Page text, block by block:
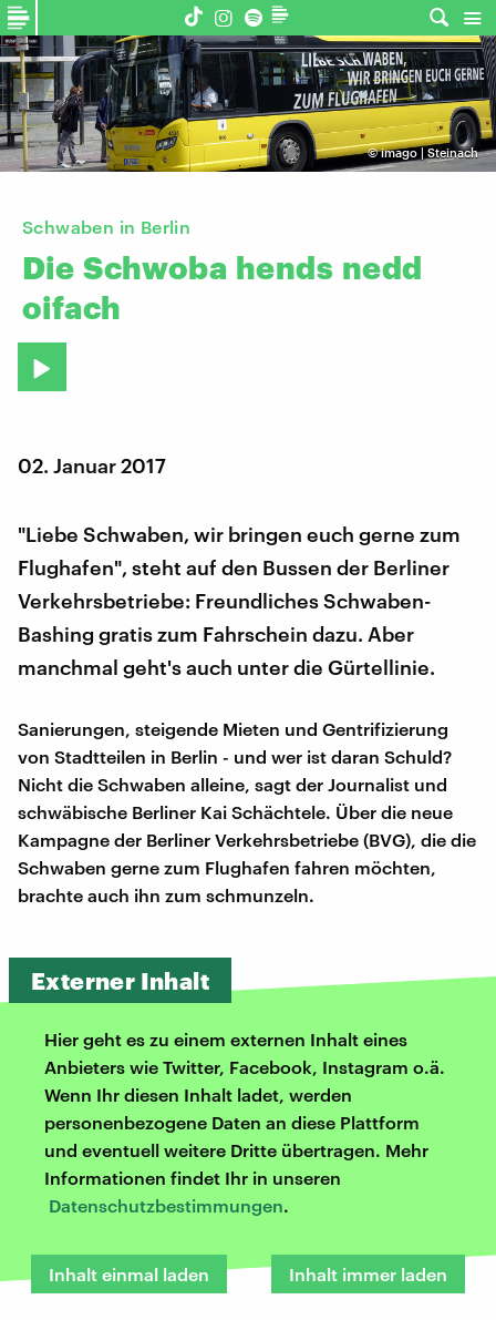
©imago | Steinach
Schwaben in Berlin
Die Schwoba hends nedd
oifach
02. Januar 2017
"Liebe Schwaben, wir bringen euch gerne zum
Flughafen", steht auf den Bussen der Berliner
Verkehrsbetriebe: Freundliches Schwaben-
Bashing gratis zum Fahrschein dazu. Aber
manchmal geht's auch unter die Gürtellinie.
Sanierungen, steigende Mieten und Gentrifizierung
von Stadtteilen in Berlin - und wer ist daran Schuld?
Nicht die Schwaben alleine, sagt der Journalist und
schwäbische Berliner Kai Schächtele. Über die neue
Kampagne der Berliner Verkehrsbetriebe (BVG), die die
Schwaben gerne zum Flughafen fahren möchten,
brachte auch ihn zum schmunzeln.
Externer Inhalt
Hier geht es zu einem externen Inhalt eines
Anbieters wie Twitter, Facebook, Instagram o.ä.
Wenn Ihr diesen Inhalt ladet, werden
personenbezogene Daten an diese Plattform
und eventuell weitere Dritte übertragen. Mehr
Informationen findet Ihr in unseren
Datenschutzbestimmungen.
Inhalt einmal laden Inhalt immer laden